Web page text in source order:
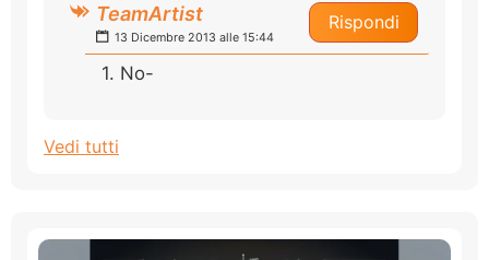
Rispondi
TeamArtist
13 Dicembre 2013 alle 15:44
1. No-
Vedi tutti